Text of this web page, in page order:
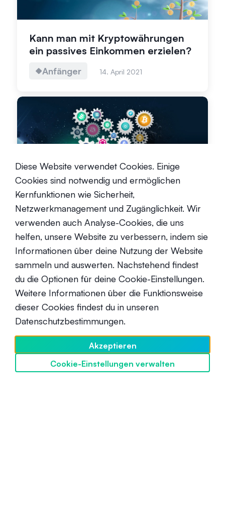
Kann man mit Kryptowährungen
ein passives Einkommen erzielen?
Anfänger 14. April 2021
Thematisches Investieren: Was ist
das und wie fängt man an?
Anfänger 20. Mai 2022
Was ist SOL?
Anfänger
Diese Website verwendet Cookies. Einige
Cookies sind notwendig und ermöglichen
Kernfunktionen wie Sicherheit,
Netzwerkmanagement und Zugänglichkeit. Wir
verwenden auch Analyse-Cookies, die uns
helfen, unsere Website zu verbessern, indem sie
Informationen über deine Nutzung der Website
sammeln und auswerten. Nachstehend findest
du die Optionen für deine Cookie-Einstellungen.
Weitere Informationen über die Funktionsweise
dieser Cookies findest du in unseren
Datenschutzbestimmungen.
Akzeptieren
Cookie-Einstellungen verwalten
SwissBorg entdecken